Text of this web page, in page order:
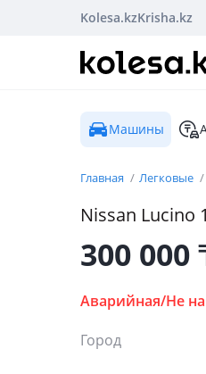
Kolesa.kzKrisha.kz
Машины
Главная Легковые
Nissan Lucino
300 000
Аварийная/Не
Город